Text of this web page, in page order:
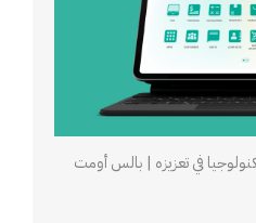
في تعزيزه | بالس أومت